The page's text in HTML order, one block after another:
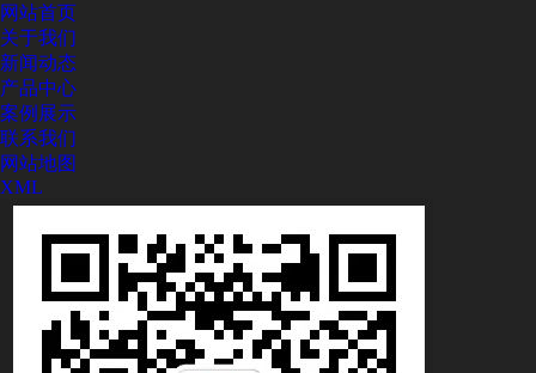
网站首页
关于我们
新闻动态
产品中心
案例展示
联系我们
网站地图
XML